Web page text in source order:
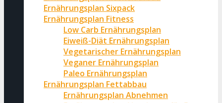
Ernährungsplan Sixpack
Ernährungsplan Fitness
Low Carb Ernährungsplan
Eiweiß-Diät Ernährungsplan
Vegetarischer Ernährungsplan
Veganer Ernährungsplan
Paleo Ernährungsplan
Ernährungsplan Fettabbau
Ernährungsplan Abnehmen